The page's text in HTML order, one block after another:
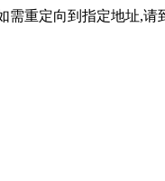
需重定向到指定地址,